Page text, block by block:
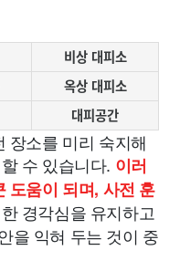
비상 대피소
옥상 대피소
대피공간
장소를 미리 숙지해
수 있습니다. 이러
도움이 되며, 사전 훈
경각심을 유지하고
을 익혀 두는 것이 중